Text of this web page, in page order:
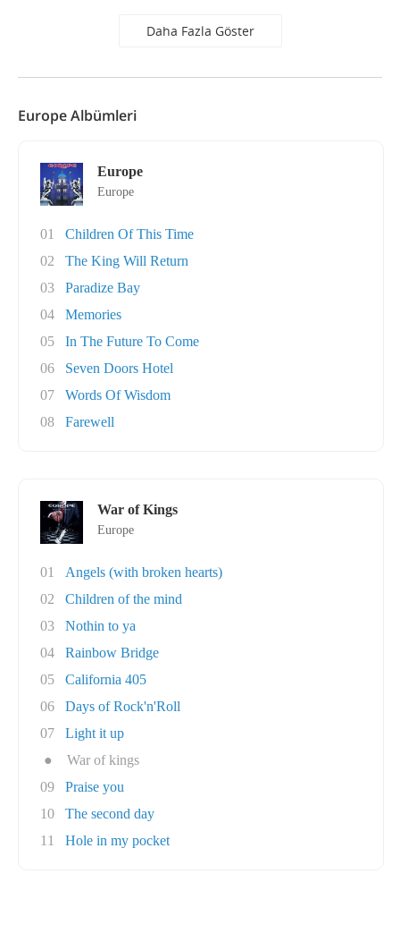
Daha Fazla Göster
Europe Albümleri
Europe
Europe
01
Children Of This Time
02
The King Will Return
03
Paradize Bay
04
Memories
05
In The Future To Come
06
Seven Doors Hotel
07
Words Of Wisdom
08
Farewell
War of Kings
Europe
01
Angels (with broken hearts)
02
Children of the mind
03
Nothin to ya
04
Rainbow Bridge
05
California 405
06
Days of Rock'n'Roll
07
Light it up
●
War of kings
09
Praise you
10
The second day
11
Hole in my pocket